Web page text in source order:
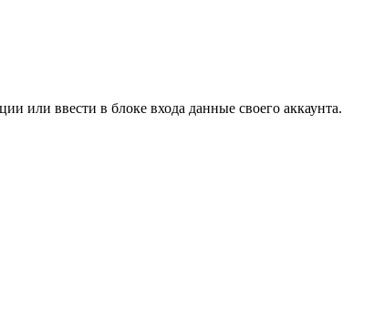
или ввести в блоке входа данные своего аккаунта.